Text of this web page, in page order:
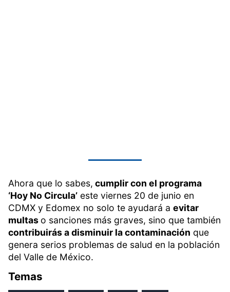
Ahora que lo sabes, cumplir con el programa
‘Hoy No Circula’ este viernes 20 de junio en
CDMX y Edomex no solo te ayudará a evitar
multas o sanciones más graves, sino que también
contribuirás a disminuir la contaminación que
genera serios problemas de salud en la población
del Valle de México.
Temas